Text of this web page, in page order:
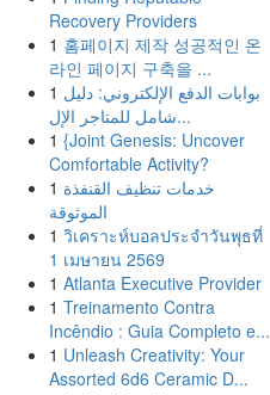
Recovery Providers
1 홈페이지 제작 성공적인 온
라인 페이지 구축을 ...
1 بوابات الدفع الإلكتروني: دليل
شامل للمتاجر الإل...
1 {Joint Genesis: Uncover
Comfortable Activity?
1 خدمات تنظيف القنفذة
الموثوقة
1 วิเคราะห์บอลประจำวันพุธที่
1 เมษายน 2569
1 Atlanta Executive Provider
1 Treinamento Contra
Incêndio : Guia Completo e...
1 Unleash Creativity: Your
Assorted 6d6 Ceramic D...